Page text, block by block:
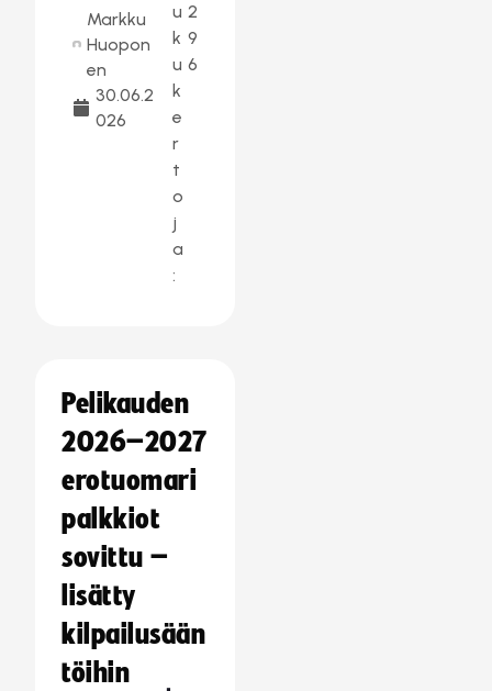
Markku
Huopon
en
30.06.2
026
u
k
u
k
e
r
t
o
j
a
:
2
9
6
Pelikauden
2026–2027
erotuomari
palkkiot
sovittu –
lisätty
kilpailusään
töihin